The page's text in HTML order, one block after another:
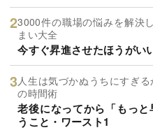
3000件の職場の悩みを解決
まい大全
今すぐ昇進させたほうがい
人生は気づかぬうちにすぎ
の時間術
老後になってから「もっ
うこと・ワースト1